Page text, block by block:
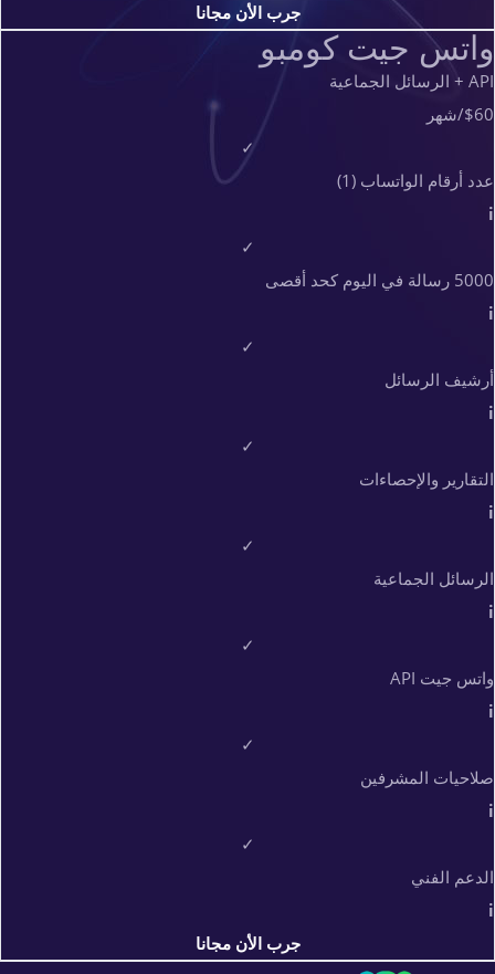
جرب الأن مجانا
واتس جيت كومبو
API + الرسائل الجماعية
$60/شهر
✓
عدد أرقام الواتساب (1)
i
✓
5000 رسالة في اليوم كحد أقصى
i
✓
أرشيف الرسائل
i
✓
التقارير والإحصاءات
i
✓
الرسائل الجماعية
i
✓
واتس جيت API
i
✓
صلاحيات المشرفين
i
✓
الدعم الفني
i
جرب الأن مجانا